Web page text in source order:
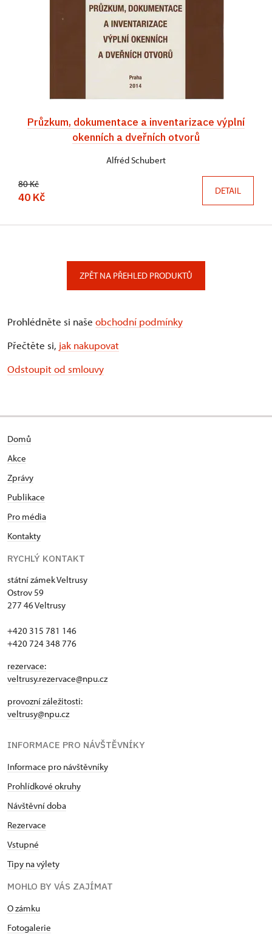
Průzkum, dokumentace a inventarizace výplní
okenních a dveřních otvorů
Alfréd Schubert
80 Kč
40 Kč DETAIL
ZPĚT NA PŘEHLED PRODUKTŮ
Prohlédněte si naše obchodní podmínky
Přečtěte si, jak nakupovat
Odstoupit od smlouvy
Domů
Akce
Zprávy
Publikace
Pro média
Kontakty
RYCHLÝ KONTAKT
státní zámek Veltrusy
Ostrov 59
277 46 Veltrusy
+420 315 781 146
+420 724 348 776
rezervace:
veltrusy.rezervace@npu.cz
provozní záležitosti:
veltrusy@npu.cz
INFORMACE PRO NÁVŠTĚVNÍKY
Informace pro návštěvníky
Prohlídkové okruhy
Návštěvní doba
Rezervace
Vstupné
Tipy na výlety
MOHLO BY VÁS ZAJÍMAT
O zámku
Fotogalerie